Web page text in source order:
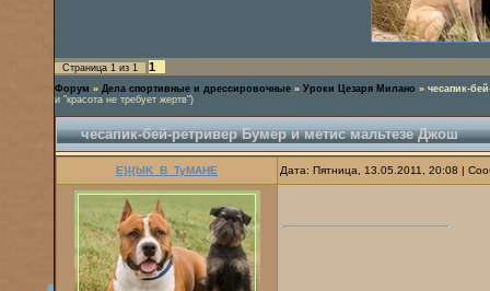
Страница 1 из 1 1
Форум » Дела спортивные и дрессировочные » Уроки Цезаря Милано » чесапик-
и "красота не требует жертв")
чесапик-бей-ретривер Бумер и метис мальтезе Джош
E}I{bIK_B_TyMAHE Дата: Пятница, 13.05.2011, 20:08 |